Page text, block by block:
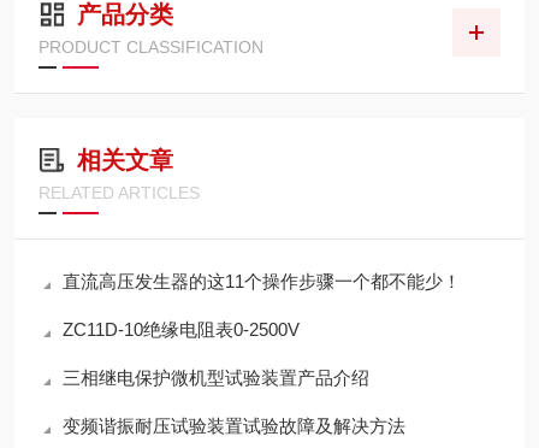
产品分类
PRODUCT CLASSIFICATION
相关文章
RELATED ARTICLES
直流高压发生器的这11个操作步骤一个都不能少！
ZC11D-10绝缘电阻表0-2500V
三相继电保护微机型试验装置产品介绍
变频谐振耐压试验装置试验故障及解决方法